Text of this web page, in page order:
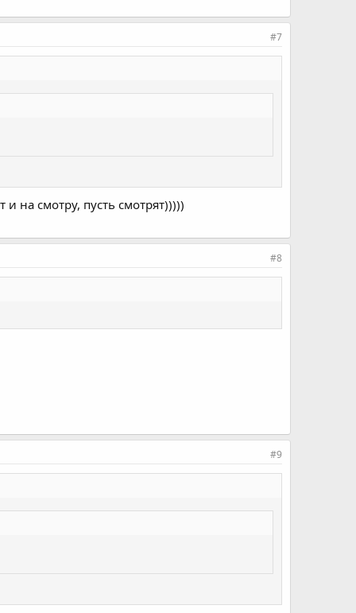
#7
на смотру, пусть смотрят)))))
#8
#9